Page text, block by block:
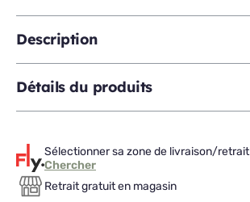
lampe
clip
Description
Détails du produits
Sélectionner sa zone de livraison/retrait
Chercher
Retrait gratuit en magasin